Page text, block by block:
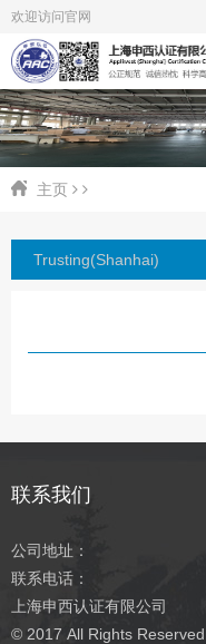
欢迎访问官网
主页
Trusting(Shanhai)
联系我们
公司地址：
联系电话：
上海申西认证有限公司
© 2017 All Rights Reserved.